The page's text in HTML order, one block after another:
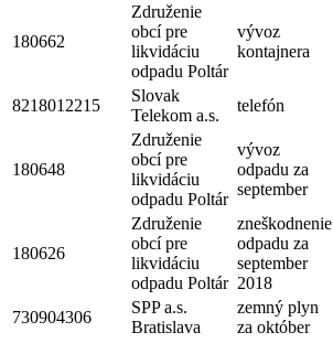
180662
Združenie
obcí pre
likvidáciu
odpadu Poltár
vývoz
kontajnera
8218012215
Slovak
Telekom a.s.
telefón
180648
Združenie
obcí pre
likvidáciu
odpadu Poltár
vývoz
odpadu za
september
180626
Združenie
obcí pre
likvidáciu
odpadu Poltár
zneškodnenie
odpadu za
september
2018
730904306
SPP a.s.
Bratislava
zemný plyn
za október